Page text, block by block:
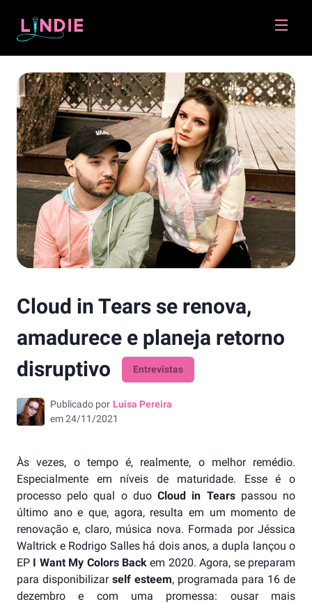
Cloud in Tears se renova,
amadurece e planeja retorno
disruptivo
Entrevistas
Publicado por Luisa Pereira
em24/11/2021
Às vezes, o tempo é, realmente, o melhor remédio.
Especialmente em níveis de maturidade. Esse é o
processo pelo qual o duoCloud in Tears passou no
último ano e que, agora, resulta em um momento de
renovação e, claro, música nova. Formada por Jéssica
Waltrick e Rodrigo Salles há dois anos, a dupla lançou o
EP I Want My Colors Back em 2020. Agora, se preparam
para disponibilizar self esteem, programada para 16 de
dezembro e com uma promessa: ousar mais